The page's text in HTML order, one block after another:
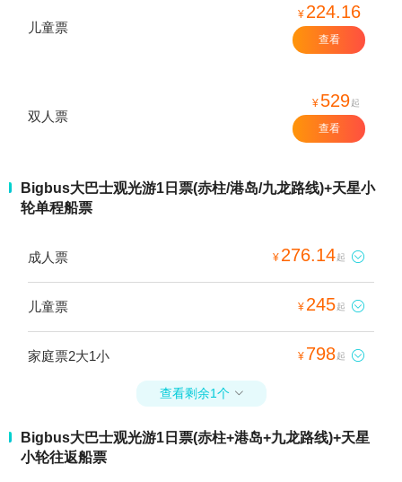
儿童票
¥ 224.16
起
查看
双人票
¥ 529起
查看
Bigbus大巴士观光游1日票(赤柱/港岛/九龙路线)+天星小
轮单程船票
成人票 ¥ 276.14起 
儿童票 ¥ 245起 
家庭票2大1小 ¥ 798起 
查看剩余1个 
Bigbus大巴士观光游1日票(赤柱+港岛+九龙路线)+天星
小轮往返船票